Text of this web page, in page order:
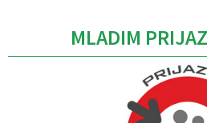
MLADIM